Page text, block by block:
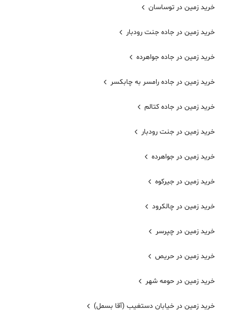
خرید زمین در توساسان
خرید زمین در جاده جنت رودبار
خرید زمین در جاده جواهرده
خرید زمین در جاده رامسر به چابکسر
خرید زمین در جاده کتالم
خرید زمین در جنت رودبار
خرید زمین در جواهرده
خرید زمین در جیرکوه
خرید زمین در چالکرود
خرید زمین در چپرسر
خرید زمین در حریص
خرید زمین در حومه شهر
خرید زمین در خیابان دستغیب (آقا بسمل)